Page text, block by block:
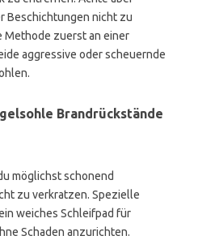
Beschichtungen nicht zu
Methode zuerst an einer
aggressive oder scheuernde
Brandrückstände
möglichst schonend
zu verkratzen. Spezielle
weiches Schleifpad für
Schaden anzurichten.